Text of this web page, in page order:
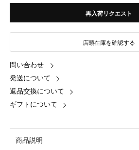
再入荷リクエスト
店頭在庫を確認する
問い合わせ
発送について
返品交換について
ギフトについて
商品説明